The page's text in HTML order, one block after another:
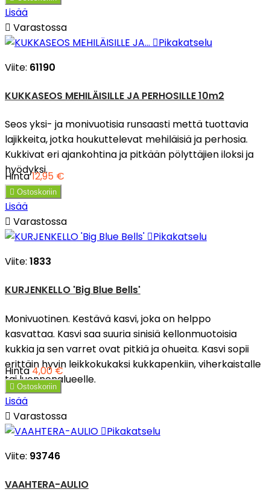
Lisää
 Varastossa
Pikakatselu
Viite: 61190
KUKKASEOS MEHILÄISILLE JA PERHOSILLE 10m2
Seos yksi- ja monivuotisia runsaasti mettä tuottavia
lajikkeita, jotka houkuttelevat mehiläisiä ja perhosia.
Kukkivat eri ajankohtina ja pitkään pölyttäjien iloksi ja
hyödyksi.
Hinta12,95 €
 Ostoskoriin
Lisää
 Varastossa
Pikakatselu
Viite: 1833
KURJENKELLO 'Big Blue Bells'
Monivuotinen. Kestävä kasvi, joka on helppo
kasvattaa. Kasvi saa suuria sinisiä kellonmuotoisia
kukkia ja sen varret ovat pitkiä ja ohueita. Kasvi sopii
erittäin hyvin leikkokukaksi kukkapenkiin, viherkaistalle
tai luonnonalueelle.
Hinta4,00 €
 Ostoskoriin
Lisää
 Varastossa
Pikakatselu
Viite: 93746
VAAHTERA-AULIO